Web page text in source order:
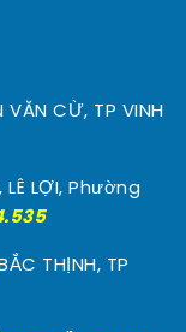
VĂN CỪ, TP VINH
LỢI, Phường
THỊNH, TP